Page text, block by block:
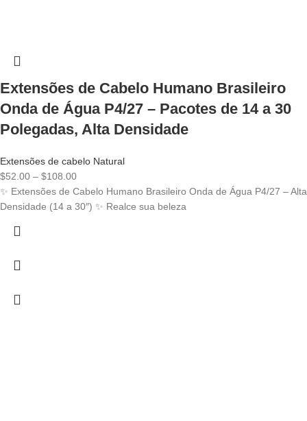
Extensões de Cabelo Humano Brasileiro
Onda de Água P4/27 – Pacotes de 14 a 30
Polegadas, Alta Densidade
Extensões de cabelo Natural
$52.00 – $108.00Price
range:
$52.00
✨ Extensões de Cabelo Humano Brasileiro Onda de Água P4/27 – Alta
Densidade (14 a 30″) ✨ Realce sua beleza